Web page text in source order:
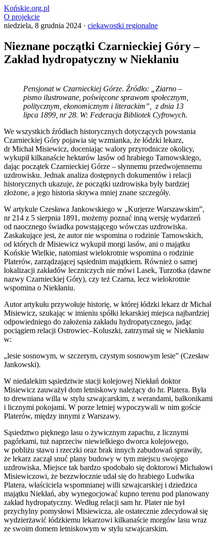
Końskie.org.pl
O projekcie
niedziela, 8 grudnia 2024 · ciekawostki regionalne
Nieznane początki Czarnieckiej Góry –
Zakład hydropatyczny w Niekłaniu
Pensjonat w Czarnieckiej Górze. Źródło: „Ziarno –
pismo ilustrowane, poświęcone sprawom społecznym,
politycznym, ekonomicznym i literackim”, z dnia 13
lipca 1899, nr 28. W: Federacja Bibliotek Cyfrowych.
We wszystkich źródłach historycznych dotyczących powstania
Czarnieckiej Góry pojawia się wzmianka, że łódzki lekarz,
dr Michał Misiewicz, doceniając walory przyrodnicze okolicy,
wykupił kilkanaście hektarów lasów od hrabiego Tarnowskiego,
dając początek Czarnieckiej Górze – słynnemu przedwojennemu
uzdrowisku. Jednak analiza dostępnych dokumentów i relacji
historycznych ukazuje, że początki uzdrowiska były bardziej
złożone, a jego historia skrywa mniej znane szczegóły.
W artykule Czesława Jankowskiego w „Kurjerze Warszawskim”,
nr 214 z 5 sierpnia 1891, możemy poznać inną wersję wydarzeń
od naocznego świadka powstającego wówczas uzdrowiska.
Zaskakujące jest, że autor nie wspomina o rodzinie Tarnowskich,
od których dr Misiewicz wykupił morgi lasów, ani o majątku
Końskie Wielkie, natomiast wielokrotnie wspomina o rodzinie
Platerów, zarządzającej sąsiednim majątkiem. Również o samej
lokalizacji zakładów leczniczych nie mówi Lasek, Turzotka (dawne
nazwy Czarnieckiej Góry), czy też Czarna, lecz wielokrotnie
wspomina o Niekłaniu.
Autor artykułu przywołuje historię, w której łódzki lekarz dr Michał
Misiewicz, szukając w imieniu spółki lekarskiej miejsca najbardziej
odpowiedniego do założenia zakładu hydropatycznego, jadąc
pociągiem relacji Ostrowiec–Koluszki, zatrzymał się w Niekłaniu
w:
„lesie sosnowym, w szczerym, czystym sosnowym lesie” (Czesław
Jankowski).
W niedalekim sąsiedztwie stacji kolejowej Niekłań doktor
Misiewicz zauważył dom letniskowy należący do hr. Platera. Była
to drewniana willa w stylu szwajcarskim, z werandami, balkonikami
i licznymi pokojami. W porze letniej wypoczywali w nim goście
Platerów, między innymi z Warszawy.
Sąsiedztwo pięknego lasu o żywicznym zapachu, z licznymi
pagórkami, tuż naprzeciw niewielkiego dworca kolejowego,
w pobliżu stawu i rzeczki oraz brak innych zabudowań sprawiły,
że lekarz zaczął snuć plany budowy w tym miejscu swojego
uzdrowiska. Miejsce tak bardzo spodobało się doktorowi Michałowi
Misiewiczowi, że bezzwłocznie udał się do hrabiego Ludwika
Platera, właściciela wspomnianej willi szwajcarskiej i dziedzica
majątku Niekłań, aby wynegocjować kupno terenu pod planowany
zakład hydropatyczny. Według relacji sam hr. Plater nie był
przychylny pomysłowi Misiewicza, ale ostatecznie zdecydował się
wydzierżawić łódzkiemu lekarzowi kilkanaście morgów lasu wraz
ze swoim domem letniskowym w stylu szwajcarskim.